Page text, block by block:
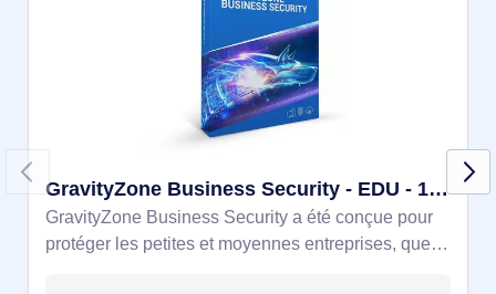
GravityZone Business Security - EDU - 1 an - Licence 15-24
GravityZone Business Security a été conçue pour
protéger les petites et moyennes entreprises, quel